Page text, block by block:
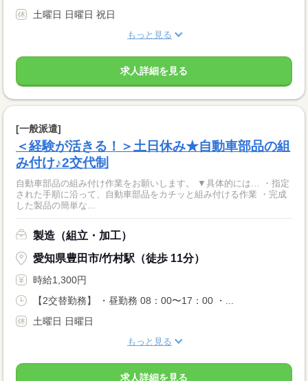
土曜日 日曜日 祝日
もっと見る
求人詳細を見る
[一般派遣]
＜経験が活きる！＞土日休み★自動車部品の組
み付け♪2交代制
自動車部品の組み付け作業をお願いします。 ▼具体的には… ・指定
された手順に沿って、自動車部品をカチッと組み付ける作業 ・完成
した製品の簡単な...
製造（組立・加工）
愛知県豊田市/竹村駅（徒歩 11分）
時給1,300円
【2交替勤務】 ・昼勤務 08：00〜17：00 ・...
土曜日 日曜日
もっと見る
求人詳細を見る